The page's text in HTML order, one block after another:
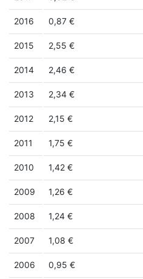
2016 0,87 €
2015 2,55 €
2014 2,46 €
2013 2,34 €
2012 2,15 €
2011 1,75 €
2010 1,42 €
2009 1,26 €
2008 1,24 €
2007 1,08 €
2006 0,95 €